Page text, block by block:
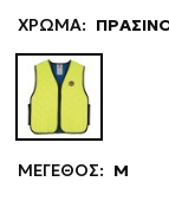
ΧΡΩΜΑ:
ΜΕΓΕΘΟΣ: M